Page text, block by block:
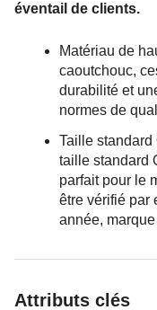
éventail de clients.
Matériau de
caoutchouc,
durabilité et
normes de
Taille
taille standard
parfait pour le
être vérifié par
année,
Attributs clés